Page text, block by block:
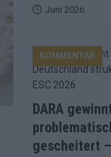
Juni 2026
DARA
gescheitert
KOMMENTAR